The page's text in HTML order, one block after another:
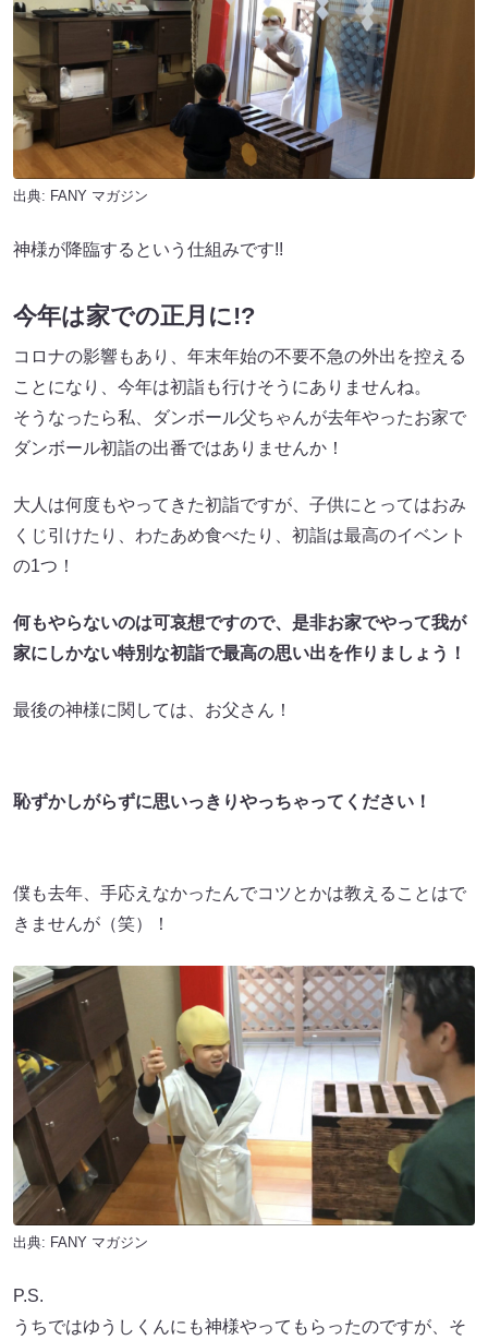
出典: FANY マガジン
神様が降臨するという仕組みです!!
今年は家での正月に!?
コロナの影響もあり、年末年始の不要不急の外出を控える
ことになり、今年は初詣も行けそうにありませんね。
そうなったら私、ダンボール父ちゃんが去年やったお家で
ダンボール初詣の出番ではありませんか！
大人は何度もやってきた初詣ですが、子供にとってはおみ
くじ引けたり、わたあめ食べたり、初詣は最高のイベント
の1つ！
何もやらないのは可哀想ですので、是非お家でやって我が
家にしかない特別な初詣で最高の思い出を作りましょう！
最後の神様に関しては、お父さん！
恥ずかしがらずに思いっきりやっちゃってください！
僕も去年、手応えなかったんでコツとかは教えることはで
きませんが（笑）！
出典: FANY マガジン
P.S.
うちではゆうしくんにも神様やってもらったのですが、そ